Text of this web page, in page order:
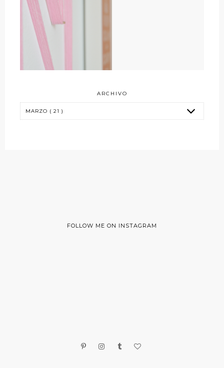
ARCHIVO
FOLLOW ME ON INSTAGRAM